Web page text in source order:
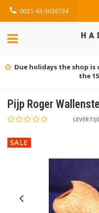
0031-43-3636734
Due holidays the shop is
the
Pijp Roger
SALE